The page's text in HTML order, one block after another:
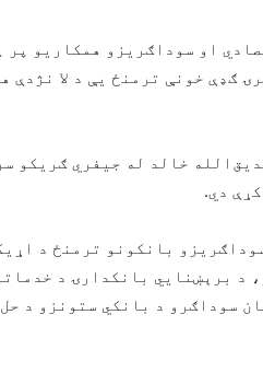
او سوداګریزو همکاریو پر
ګډې خونې ترمنځ یې د لا نژدې
خالد له جیفري ګریکو
دي.
بانکونو ترمنځ د
د برېښنايي بانکدارۍ د
سوداګرو د بانکي ستونزو د